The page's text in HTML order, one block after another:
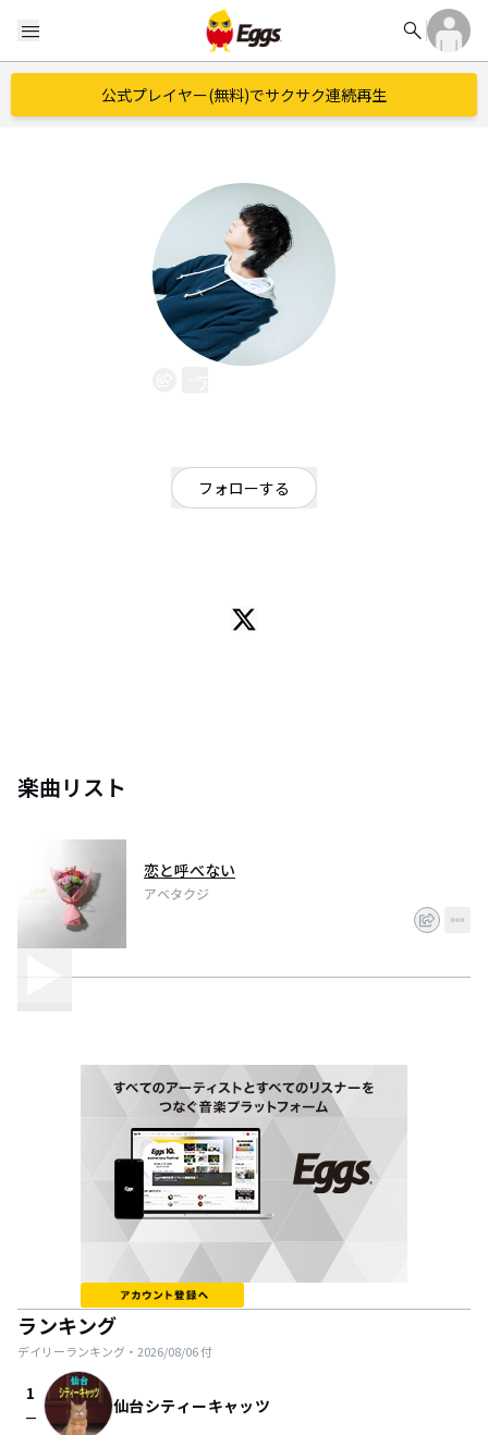
menu search
公式プレイヤー(無料)でサクサク連続再生
フォローする
楽曲リスト
恋と呼べない
アベタクジ
ランキング
デイリーランキング・ 2026/08/06付
1
check_indeterminate_small 仙台シティーキャッツ